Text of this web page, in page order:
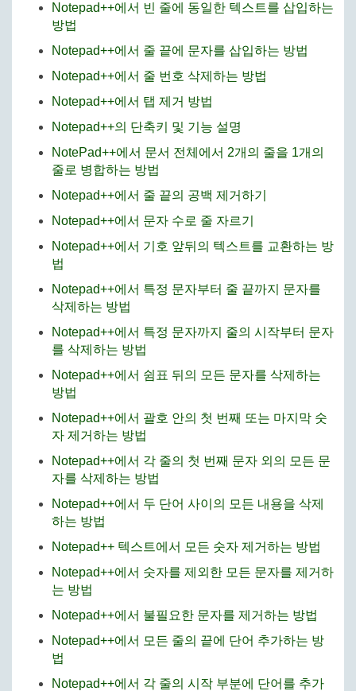
Notepad++에서 빈 줄에 동일한 텍스트를 삽입하는
방법
Notepad++에서 줄 끝에 문자를 삽입하는 방법
Notepad++에서 줄 번호 삭제하는 방법
Notepad++에서 탭 제거 방법
Notepad++의 단축키 및 기능 설명
NotePad++에서 문서 전체에서 2개의 줄을 1개의
줄로 병합하는 방법
Notepad++에서 줄 끝의 공백 제거하기
Notepad++에서 문자 수로 줄 자르기
Notepad++에서 기호 앞뒤의 텍스트를 교환하는 방
법
Notepad++에서 특정 문자부터 줄 끝까지 문자를
삭제하는 방법
Notepad++에서 특정 문자까지 줄의 시작부터 문자
를 삭제하는 방법
Notepad++에서 쉼표 뒤의 모든 문자를 삭제하는
방법
Notepad++에서 괄호 안의 첫 번째 또는 마지막 숫
자 제거하는 방법
Notepad++에서 각 줄의 첫 번째 문자 외의 모든 문
자를 삭제하는 방법
Notepad++에서 두 단어 사이의 모든 내용을 삭제
하는 방법
Notepad++ 텍스트에서 모든 숫자 제거하는 방법
Notepad++에서 숫자를 제외한 모든 문자를 제거하
는 방법
Notepad++에서 불필요한 문자를 제거하는 방법
Notepad++에서 모든 줄의 끝에 단어 추가하는 방
법
Notepad++에서 각 줄의 시작 부분에 단어를 추가